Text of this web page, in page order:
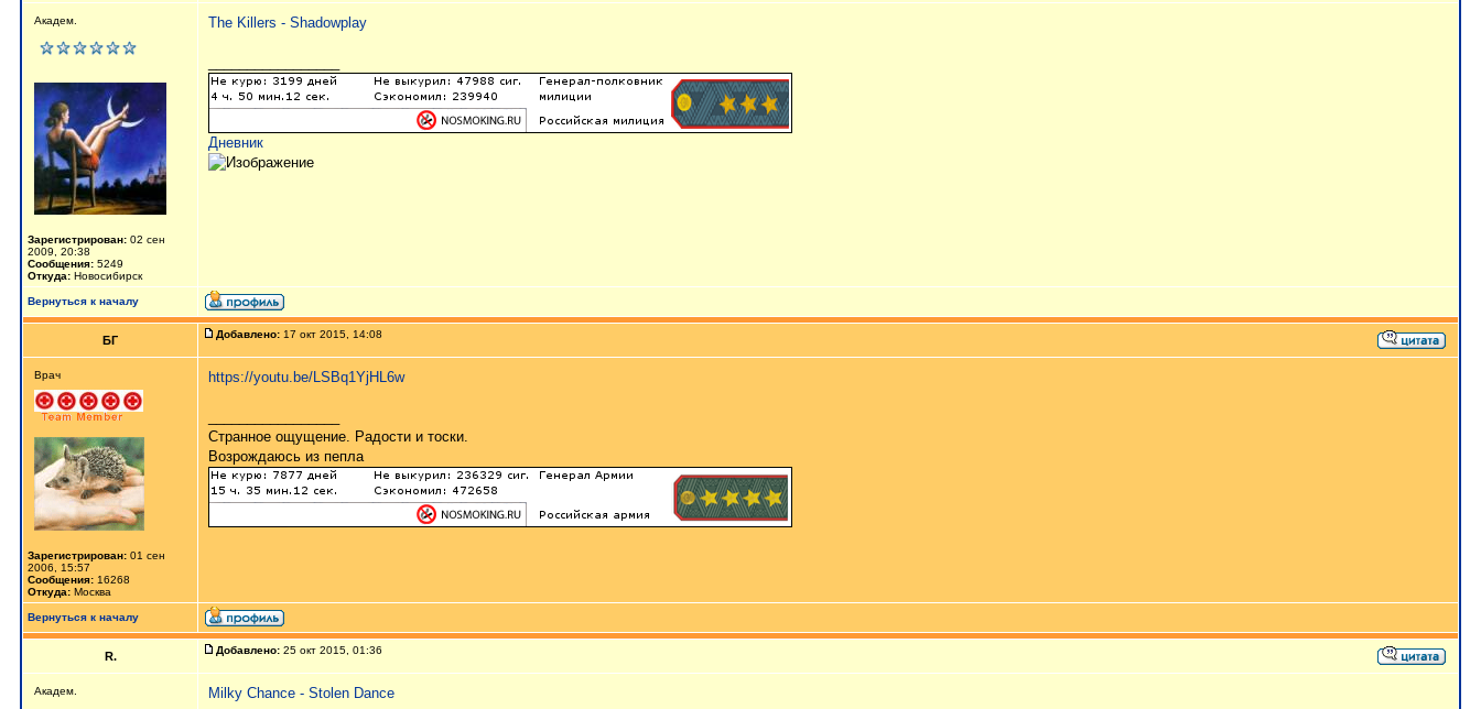
Академ.
Зарегистрирован: 02 сен
2009, 20:38
Сообщения: 5249
Откуда: Новосибирск
The Killers - Shadowplay
Дневник
Вернуться к началу
БГ Добавлено: 17 окт 2015, 14:08
Врач
Зарегистрирован: 01 сен
2006, 15:57
Сообщения: 16268
Откуда: Москва
https://youtu.be/LSBq1YjHL6w
Странное ощущение. Радости и тоски.
Возрождаюсь из пепла
Вернуться к началу
R. Добавлено: 25 окт 2015, 01:36
Академ. Milky Chance - Stolen Dance